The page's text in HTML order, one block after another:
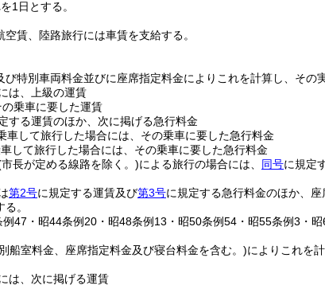
1日とする。
賃、陸路旅行には車賃を支給する。
特別車両料金並びに座席指定料金によりこれを計算し、その
は、上級の運賃
乗車に要した運賃
する運賃のほか、次に掲げる急行料金
して旅行した場合には、その乗車に要した急行料金
して旅行した場合には、その乗車に要した急行料金
長が定める線路を除く。)による旅行の場合には、 同号に規定
第2号に規定する運賃及び第3号に規定する急行料金のほか、座
。
47・昭44条例20・昭48条例13・昭50条例54・昭55条例3・
船室料金、座席指定料金及び寝台料金を含む。)によりこれを
は、次に掲げる運賃